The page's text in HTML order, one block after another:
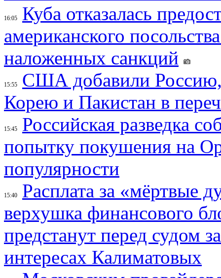
16:05
Куба отказалась
американского
наложенных санкций
15:55
США добавили
Корею и Пакистан в
15:45
Российская разведка
попытку покушения на
популярности
15:40
Расплата за «мёртвые
верхушка финансового
предстанут перед судом
интересах Калиматовых